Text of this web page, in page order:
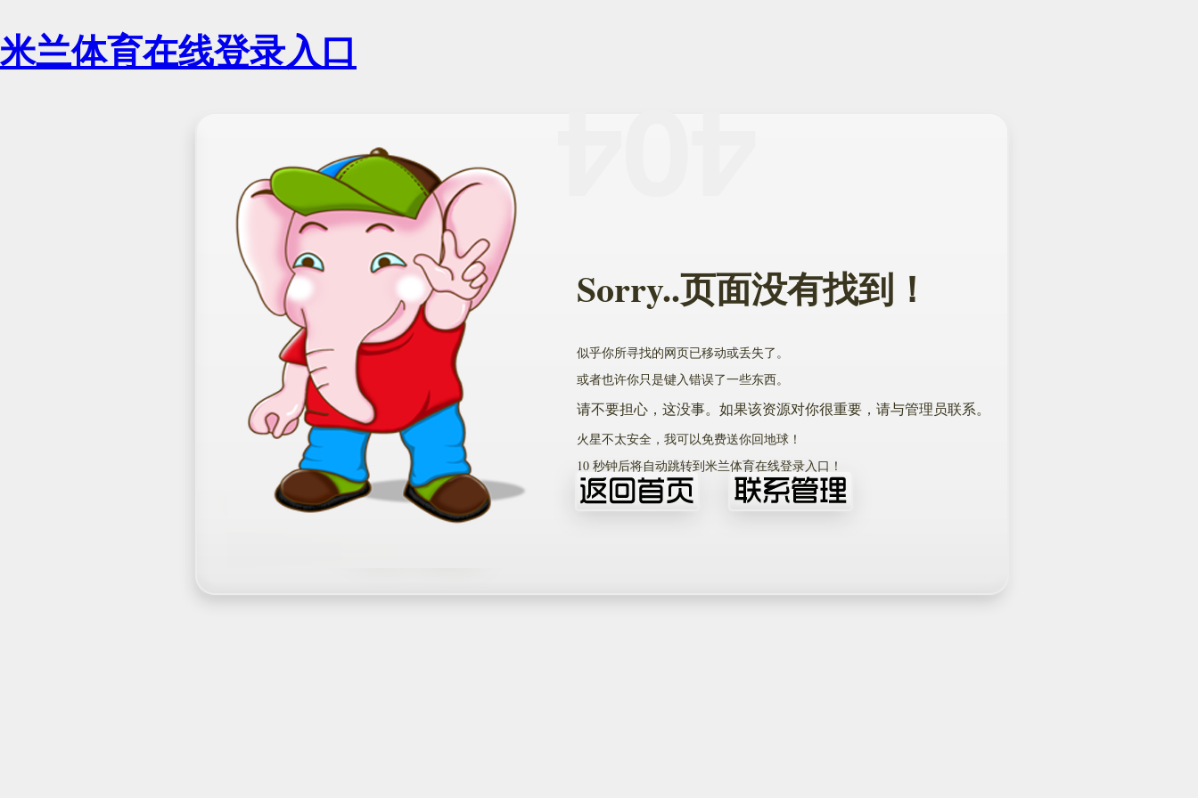
米兰体育在线登录入口
Sorry..页面没有找到！
似乎你所寻找的网页已移动或丢失了。
或者也许你只是键入错误了一些东西。
请不要担心，这没事。如果该资源对你很重要，请与管理员联系。
火星不太安全，我可以免费送你回地球！
10秒钟后将自动跳转到米兰体育在线登录入口！